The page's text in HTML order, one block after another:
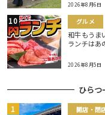
2026年8月6日
グルメ
和牛もうま
ランチはあ
2026年8月5日
ひら
開店・閉